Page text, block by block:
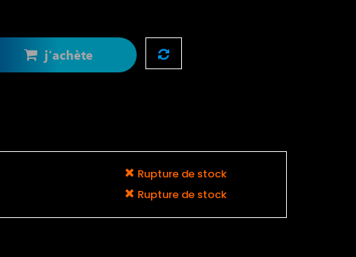
j'achète
Rupture de stock
Rupture de stock